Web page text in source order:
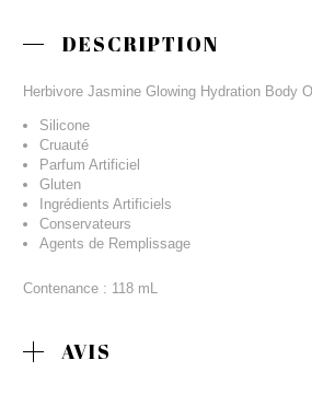
DESCRIPTION
Herbivore Jasmine Glowing Hydration Body
Silicone
Cruauté
Parfum Artificiel
Gluten
Ingrédients Artificiels
Conservateurs
Agents de Remplissage
Contenance : 118 mL
AVIS